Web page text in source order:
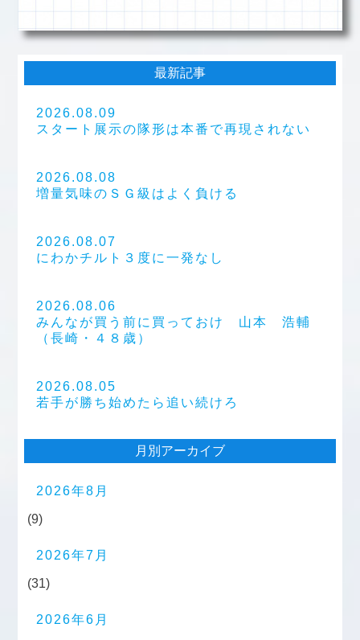
最新記事
2026.08.09
スタート展示の隊形は本番で再現されない
2026.08.08
増量気味のＳＧ級はよく負ける
2026.08.07
にわかチルト３度に一発なし
2026.08.06
みんなが買う前に買っておけ 山本 浩輔
（長崎・４８歳）
2026.08.05
若手が勝ち始めたら追い続けろ
月別アーカイブ
2026年8月
(9)
2026年7月
(31)
2026年6月